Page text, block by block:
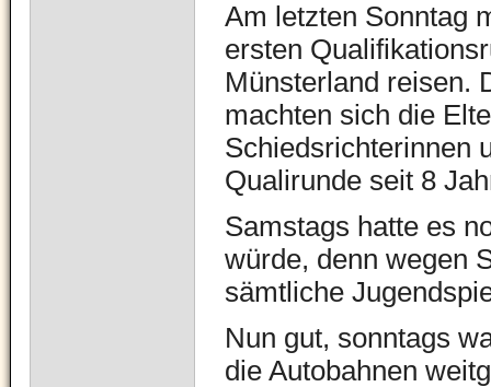
Am letzten Sonntag
ersten
Münsterland reisen.
machten sich die
Schiedsrichterinnen
Qualirunde seit 8
Samstags hatte es
würde, denn wegen
sämtliche
Nun gut, sonntags
die Autobahnen